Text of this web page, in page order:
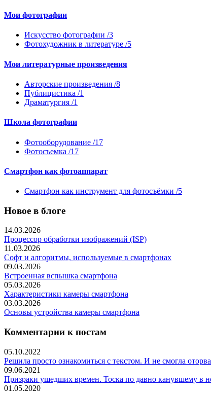
Мои фотографии
Искусство фотографии /3
Фотохудожник в литературе /5
Мои литературные произведения
Авторские произведения /8
Публицистика /1
Драматургия /1
Школа фотографии
Фотооборудование /17
Фотосъемка /17
Смартфон как фотоаппарат
Смартфон как инструмент для фотосъёмки /5
Новое в блоге
14.03.2026
Процессор обработки изображений (ISP)
11.03.2026
Софт и алгоритмы, используемые в смартфонах
09.03.2026
Встроенная вспышка смартфона
05.03.2026
Характеристики камеры смартфона
03.03.2026
Основы устройства камеры смартфона
Комментарии к постам
05.10.2022
Решила просто ознакомиться с текстом. И не смогла
09.06.2021
Призраки ушедших времен. Тоска по давно канувшему в
01.05.2020